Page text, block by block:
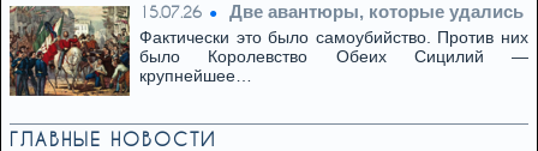
15.07.26 Две авантюры, которые удались
Фактически это было самоубийство. Против них
было Королевство Обеих Сицилий —
крупнейшее…
ГЛАВНЫЕ НОВОСТИ